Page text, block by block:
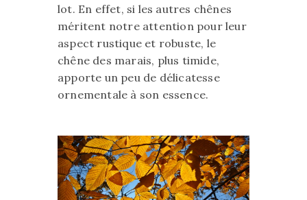
lot. En effet, si les autres chênes
méritent notre attention pour leur
aspect rustique et robuste, le
chêne des marais, plus timide,
apporte un peu de délicatesse
ornementale à son essence.